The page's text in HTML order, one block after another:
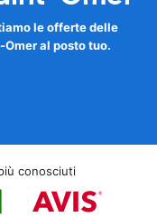
le offerte delle
al posto tuo.
conosciuti